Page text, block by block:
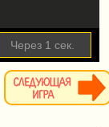
Через 1 сек.